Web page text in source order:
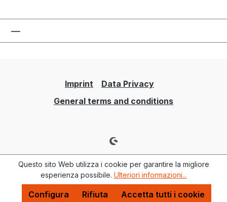
Imprint
Data Privacy
General terms and conditions
Questo sito Web utilizza i cookie per garantire la migliore
esperienza possibile. Ulteriori informazioni...
Rifiuta
Configura Accetta tutti i cookie